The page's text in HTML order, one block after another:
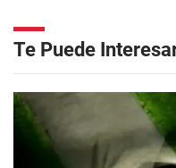
Te Puede